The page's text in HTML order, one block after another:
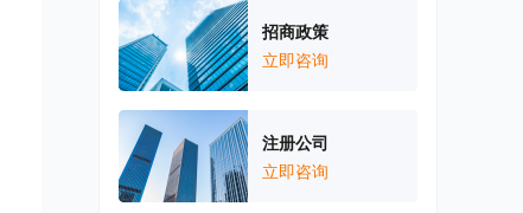
招商政策
立即咨询
注册公司
立即咨询